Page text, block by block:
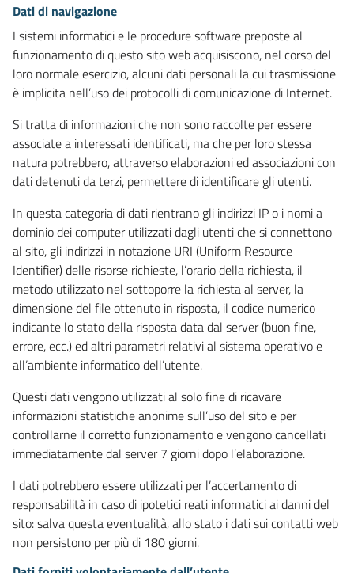
Dati di navigazione
I sistemi informatici e le procedure software preposte al
funzionamento di questo sito web acquisiscono, nel corso del
loro normale esercizio, alcuni dati personali la cui trasmissione
è implicita nell’uso dei protocolli di comunicazione di Internet.
Si tratta di informazioni che non sono raccolte per essere
associate a interessati identificati, ma che per loro stessa
natura potrebbero, attraverso elaborazioni ed associazioni con
dati detenuti da terzi, permettere di identificare gli utenti.
In questa categoria di dati rientrano gli indirizzi IP o i nomi a
dominio dei computer utilizzati dagli utenti che si connettono
al sito, gli indirizzi in notazione URI (Uniform Resource
Identifier) delle risorse richieste, l’orario della richiesta, il
metodo utilizzato nel sottoporre la richiesta al server, la
dimensione del file ottenuto in risposta, il codice numerico
indicante lo stato della risposta data dal server (buon fine,
errore, ecc.) ed altri parametri relativi al sistema operativo e
all’ambiente informatico dell’utente.
Questi dati vengono utilizzati al solo fine di ricavare
informazioni statistiche anonime sull’uso del sito e per
controllarne il corretto funzionamento e vengono cancellati
immediatamente dal server 7 giorni dopo l’elaborazione.
I dati potrebbero essere utilizzati per l’accertamento di
responsabilità in caso di ipotetici reati informatici ai danni del
sito: salva questa eventualità, allo stato i dati sui contatti web
non persistono per più di 180 giorni.